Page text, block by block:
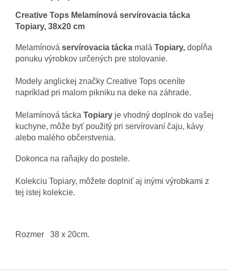
Creative Tops Melamínová servírovacia tácka
Topiary, 38x20 cm
Melamínová servírovacia tácka malá Topiary, dopĺňa
ponuku výrobkov určených pre stolovanie.
Modely anglickej značky Creative Tops oceníte
napríklad pri malom pikniku na deke na záhrade.
Melamínová tácka Topiary je vhodný doplnok do vašej
kuchyne, môže byť použitý pri servírovaní čaju, kávy
alebo malého občerstvenia.
Dokonca na raňajky do postele.
Kolekciu Topiary, môžete doplniť aj inými výrobkami z
tej istej kolekcie.
Rozmer 38 x 20cm.